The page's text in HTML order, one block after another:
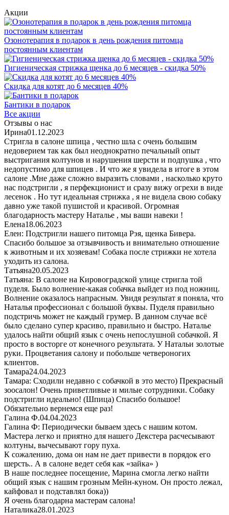
Акции
Озонотерапия в подарок в день рождения питомца
постоянным клиентам
Гигиеническая стрижка щенка до 6 месяцев - скидка 50%
Скидка для котят до 6 месяцев 40%
Бантики в подарок
Все акции
Отзывы о нас
Ирина01.12.2023
Стригла в салоне шпица , честно шла с очень большим
недоверием так как был неоднократно печальный опыт
выстригания колтунов и нарушения шерсти и подпушка , что
недопустимо для шпицев . И что же я увидела в итоге в этом
салоне .Мне даже сложно выразить словами , насколько круто
нас подстригли , я перфекционист и сразу вижу огрехи в виде
лесенок . Но тут идеальная стрижка , я не видела свою собаку
давно уже такой пушистой и красивой. Огромная
благодарность мастеру Наталье , мы ваши навеки !
Елена18.06.2023
Елен: Подстригли нашего питомца Рэя, щенка Бивера.
Спасибо большое за отзывчивость и внимательно отношение
к животным и их хозяевам! Собака после стрижки не хотела
уходить из салона.
Татьяна20.05.2023
Татьяна: В салоне на Кировоградской улице стригла той
пуделя. Было волнение-какая собачка выйдет из под ножниц.
Волнение оказалось напрасным. Увидя результат я поняла, что
Наталья профессионал с большой буквы. Пуделя правильно
подстричь может не каждый грумер. В данном случае всё
было сделано супер красиво, правильно и быстро. Наталье
удалось найти общий язык с очень непослушной собачкой. Я
просто в восторге от конечного результата. У Натальи золотые
руки. Процветания салону и побольше четвероногих
клиентов.
Тамара24.04.2023
Тамара: Сходили недавно с собачкой в это место) Прекрасный
зоосалон! Очень приветливые и милые сотрудники. Собаку
подстригли идеально! (Шпица) Спасибо большое!
Обязательно вернемся еще раз!
Галина Ф.04.04.2023
Галина Ф: Периодически бываем здесь с нашим котом.
Мастера легко и приятно для нашего Декстера расчесывают
колтуны, вычесывают гору пуха.
К сожалению, дома он нам не дает привести в порядок его
шерсть.. А в салоне ведет себя как «зайка» )
В наше последнее посещение, Марина смогла легко найти
общий язык с нашим грозным Мейн-куном. Он просто лежал,
кайфовал и подставлял бока))
Я очень благодарна мастерам салона!
Наталика28.01.2023